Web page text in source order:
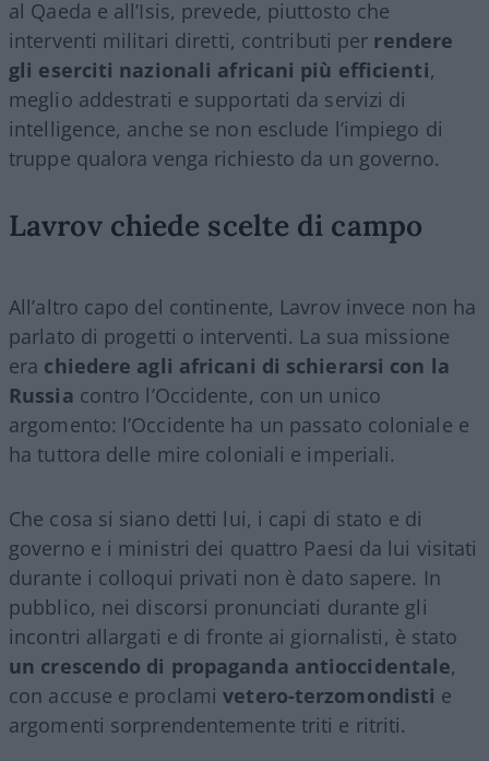
al Qaeda e all’Isis, prevede, piuttosto che
interventi militari diretti, contributi per rendere
gli eserciti nazionali africani più efficienti,
meglio addestrati e supportati da servizi di
intelligence, anche se non esclude l’impiego di
truppe qualora venga richiesto da un governo.
Lavrov chiede scelte di campo
All’altro capo del continente, Lavrov invece non ha
parlato di progetti o interventi. La sua missione
era chiedere agli africani di schierarsi con la
Russia contro l’Occidente, con un unico
argomento: l’Occidente ha un passato coloniale e
ha tuttora delle mire coloniali e imperiali.
Che cosa si siano detti lui, i capi di stato e di
governo e i ministri dei quattro Paesi da lui visitati
durante i colloqui privati non è dato sapere. In
pubblico, nei discorsi pronunciati durante gli
incontri allargati e di fronte ai giornalisti, è stato
un crescendo di propaganda antioccidentale,
con accuse e proclamivetero-terzomondisti e
argomenti sorprendentemente triti e ritriti.